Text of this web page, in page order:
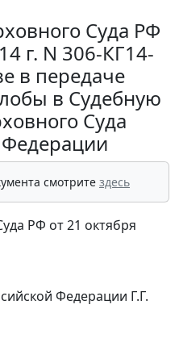
Суда РФ
г. N 306-КГ14-
в передаче
в Судебную
Суда
Федерации
смотрите здесь
РФ от 21 октября
Федерации Г.Г.